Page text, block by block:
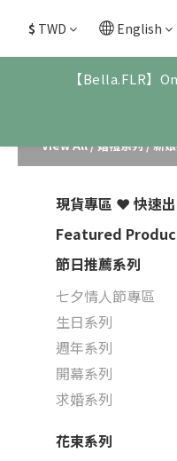
$ TWD English
【Bella.FLR】
View All/婚禮系列/新
現貨專區 ❤ 快速
Featured
節日推薦系列
七夕情人節專區
生日系列
週年系列
開幕系列
求婚系列
花束系列